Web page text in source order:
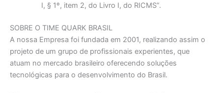
I, § 1º, item 2, do Livro I, do RICMS”.
SOBRE O TIME QUARK BRASIL
A nossa Empresa foi fundada em 2001, realizando assim o
projeto de um grupo de profissionais experientes, que
atuam no mercado brasileiro oferecendo soluções
tecnológicas para o desenvolvimento do Brasil.